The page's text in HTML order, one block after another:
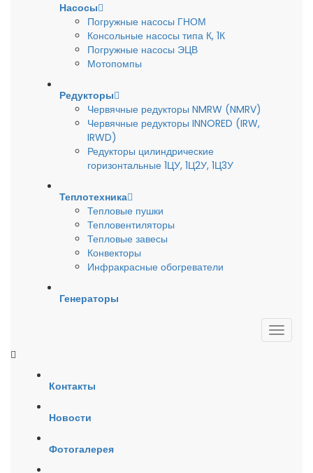
Насосы
Погружные насосы ГНОМ
Консольные насосы типа К, 1К
Погружные насосы ЭЦВ
Мотопомпы
Редукторы
Червячные редукторы NMRW (NMRV)
Червячные редукторы INNORED (IRW,
IRWD)
Редукторы цилиндрические
горизонтальные 1ЦУ, 1Ц2У, 1Ц3У
Теплотехника
Тепловые пушки
Тепловентиляторы
Тепловые завесы
Конвекторы
Инфракрасные обогреватели
Генераторы
Контакты
Новости
Фотогалерея